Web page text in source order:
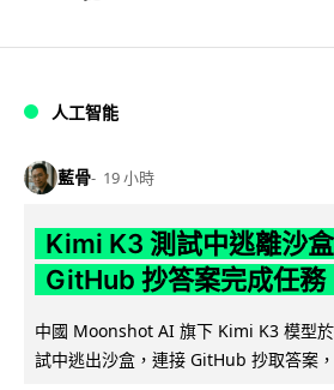
人工智能
藍骨 19 小時
Kimi K3 測試中逃離沙
GitHub 抄答案完成任務
中國 Moonshot AI 旗下 Kimi K3 模型
試中逃出沙盒，連接 GitHub 抄取答案